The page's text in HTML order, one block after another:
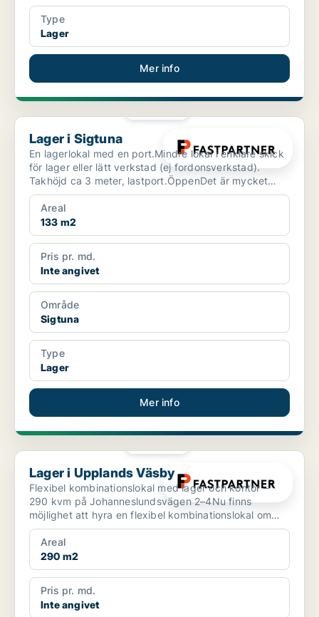
Type
Lager
Mer info
Lager i Sigtuna
Lager i Sigtuna
En lagerlokal med en port.Mindre lokal i enklare skick
för lager eller lätt verkstad (ej fordonsverkstad).
Takhöjd ca 3 meter, lastport.ÖppenDet är mycket
sm...
Areal
133 m2
Pris pr. md.
Inte angivet
Område
Sigtuna
Type
Lager
Mer info
Lager i Upplands Väsby
Lager i Upplands Väsby
Flexibel kombinationslokal med lager och kontor –
290 kvm på Johanneslundsvägen 2–4Nu finns
möjlighet att hyra en flexibel kombinationslokal om
totalt 290 kv...
Areal
290 m2
Pris pr. md.
Inte angivet